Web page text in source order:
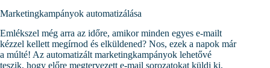
Marketingkampányok automatizálása
Emlékszel még arra az időre, amikor minden egyes e-mailt
kézzel kellett megírnod és elküldened? Nos, ezek a napok már
a múlté! Az automatizált marketingkampányok lehetővé
teszik, hogy előre megtervezett e-mail sorozatokat küldj ki,